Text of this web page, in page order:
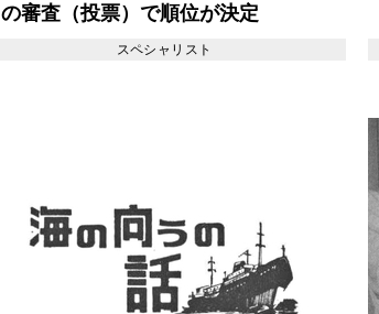
の審査（投票）で順位が決定
スペシャリスト